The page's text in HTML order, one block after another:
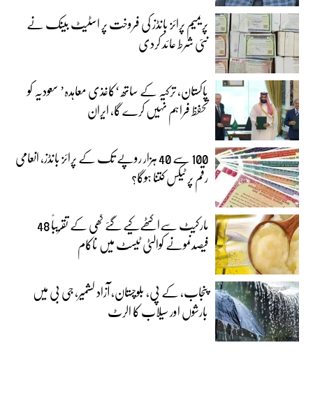
پریمیم پرائز بانڈز کی فروخت پر اسٹیٹ بینک نے
نئی شرط عائد کردی
پاکستان، ترکیہ کے ساتھ ‘کاغذی معاہدہ’ سعودیہ کو
تحفظ فراہم نہیں کرے گا، ایران
100 سے 40 ہزار روپے تک کے پرائز بانڈز، انعامی
رقم پر ٹیکس کتنا ہوگا؟
مارکیٹ سےاکٹھےکیے گئے گھی کے تقریباً 48
فیصدنمونے کوالٹی ٹیسٹ میں ناکام
پنجاب، کے پی، بلوچستان، آزاد کشمیر، جی بی میں
بارشوں اور سیلاب کا الرٹ